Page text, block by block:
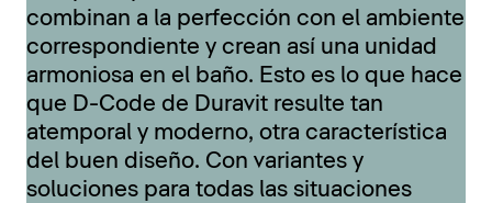
combinan a la perfección con el ambiente
correspondiente y crean así una unidad
armoniosa en el baño. Esto es lo que hace
que D-Code de Duravit resulte tan
atemporal y moderno, otra característica
del buen diseño. Con variantes y
soluciones para todas las situaciones